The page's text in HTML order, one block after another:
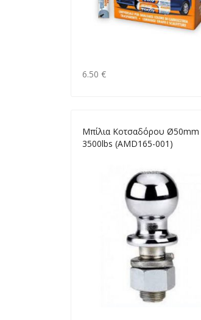
6.50 €
Μπίλια Κοτσαδόρου
3500lbs (AMD165-001)